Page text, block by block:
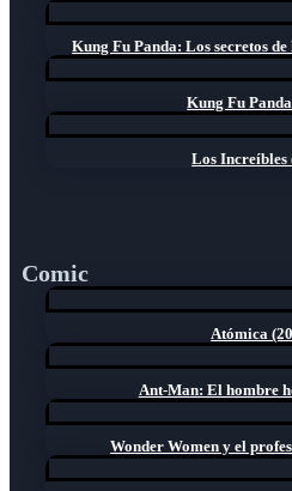
Kung Fu Panda: Los secretos
Kung Fu
Los Increíbles
Comic
Atómica
Ant-Man: El hombre
Wonder Women y el